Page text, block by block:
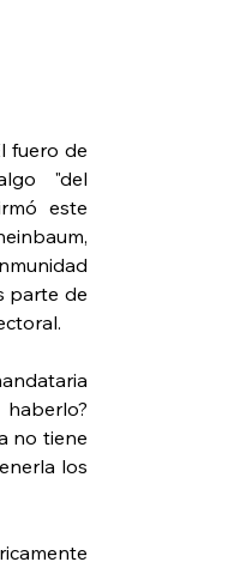
fuero de
"del
este
parte de
no tiene
los